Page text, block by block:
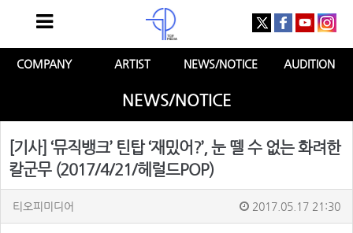
COMPANY ARTIST NEWS/NOTICE AUDITION
NEWS/NOTICE
[기사] ‘뮤직뱅크’ 틴탑 ‘재밌어?’, 눈 뗄 수 없는 화려한
칼군무 (2017/4/21/헤럴드POP)
티오피미디어 2017.05.17 21:30